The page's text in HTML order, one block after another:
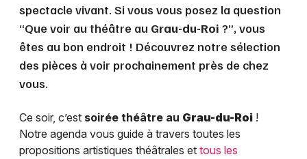
spectacle vivant. Si vous vous posez la question
“Que voir au théâtre au Grau-du-Roi ?”, vous
êtes au bon endroit ! Découvrez notre sélection
des pièces à voir prochainement près de chez
vous.
Ce soir, c’est soirée théâtre au Grau-du-Roi !
Notre agenda vous guide à travers toutes les
propositions artistiques théâtrales et tous les